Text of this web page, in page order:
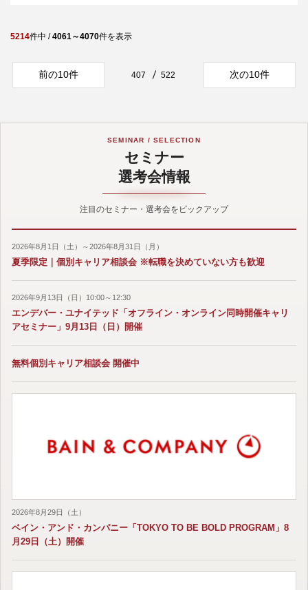
5214件中 /4061～4070件を表示
前の10件 407 522 次の10件
SEMINAR / SELECTION
セミナー
選考会情報
注目のセミナー・選考会をピックアップ
2026年8月1日（土）～2026年8月31日（月）
夏季限定｜個別キャリア相談会 ※転職を決めていない方も歓迎
2026年9月13日（日）10:00～12:30
エンデバー・ユナイテッド「オフライン・オンライン同時開催キャリ
アセミナー」9月13日（日）開催
無料個別キャリア相談会 開催中
2026年8月29日（土）
ベイン・アンド・カンパニー「TOKYO TO BE BOLD PROGRAM」8
月29日（土）開催